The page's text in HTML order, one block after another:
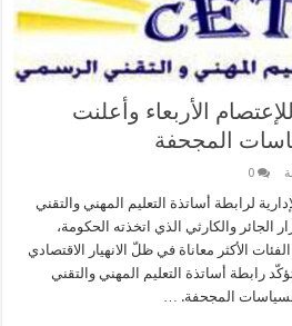
الأربعاء وأعلنت
المجحفة
0
لرابطة أساتذة التعليم المهني والتقني
الجائر والكارثي الذي اتخذته الحكومة،
الأكثر معاناة في ظلّ الانهيار الاقتصادي
رابطة أساتذة التعليم المهني والتقني
المجحفة. …